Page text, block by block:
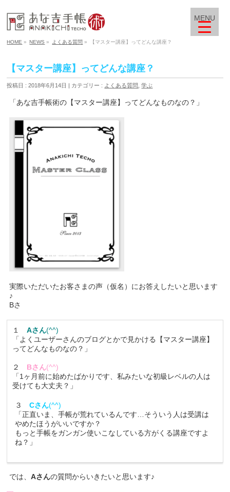
HOME » NEWS » よくある質問 » 【マスター講座】ってどんな講座？
【マスター講座】ってどんな講座？
投稿日 : 2018年6月14日 カテゴリー : よくある質問 ,学ぶ
「あな吉手帳術の【マスター講座】ってどんなものなの？」
実際いただいたお客さまの声（仮名）にお答えしたいと思います
♪
Bさ
１Aさん(^^)
「よくユーザーさんのブログとかで見かける【マスター講座】
ってどんなものなの？」
２ Bさん(^^)
「1ヶ月前に始めたばかりです、私みたいな初級レベルの人は
受けても大丈夫？」
３Cさん(^^)
「正直いま、手帳が荒れているんです…そういう人は受講は
やめたほうがいいですか？
もっと手帳をガンガン使いこなしている方がくる講座ですよ
ね？」
では、Aさんの質問からいきたいと思います♪
MENU